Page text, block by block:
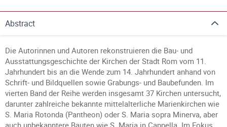
Abstract
Die Autorinnen und Autoren rekonstruieren die Bau- und
Ausstattungsgeschichte der Kirchen der Stadt Rom vom 11.
Jahrhundert bis an die Wende zum 14. Jahrhundert anhand von
Schrift- und Bildquellen sowie Grabungs- und Baubefunden. Im
vierten Band der Reihe werden insgesamt 37 Kirchen untersucht,
darunter zahlreiche bekannte mittelalterliche Marienkirchen wie
S. Maria Rotonda (Pantheon) oder S. Maria sopra Minerva, aber
auch unbekanntere Bauten wie S. Maria in Cappella. Im Fokus